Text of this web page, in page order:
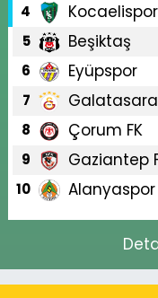
4 Kocaelispor
5 Beşiktaş
6 Eyüpspor
7
8 Çorum FK
9 Gaziantep
10 Alanyaspor